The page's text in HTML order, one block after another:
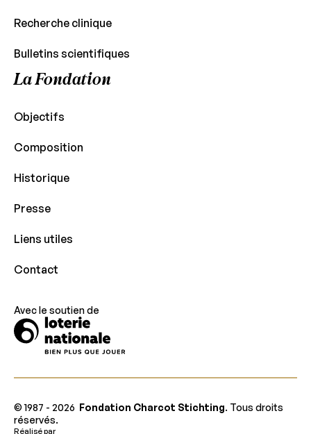
Recherche clinique
Bulletins scientifiques
La Fondation
Objectifs
Composition
Historique
Presse
Liens utiles
Contact
Avec le soutien de
© 1987 - 2026 Fondation Charcot Stichting. Tous droits
réservés.
Réalisé par